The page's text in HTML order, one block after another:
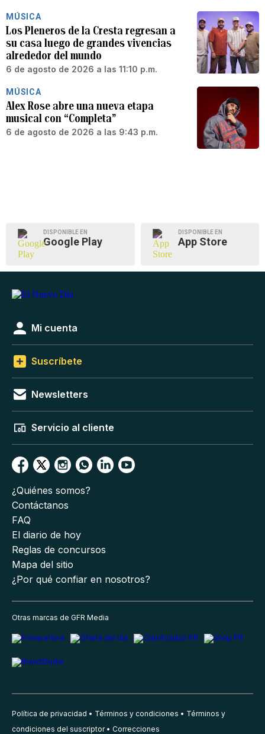
MÚSICA
Los Pleneros de la Cresta regresan a
su casa luego de grandes vivencias
alrededor del mundo
6 de agosto de 2026 a las 11:10 p.m.
MÚSICA
Alex Rose abre una nueva etapa
musical con “Completa”
6 de agosto de 2026 a las 9:43 p.m.
DISPONIBLE EN
Google Play
DISPONIBLE EN
App Store
Mi cuenta
Suscríbete
Newsletters
Servicio al cliente
¿Quiénes somos?
Contáctanos
FAQ
El diario de hoy
Reglas de concursos
Mapa del sitio
¿Por qué confiar en nosotros?
Otras marcas de GFR Media
Política de privacidad Términos y condiciones
Términos y
condiciones del suscriptor
Correcciones